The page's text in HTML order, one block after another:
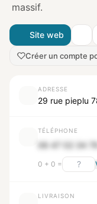
massif.
Site web
Créer un compte
ADRESSE
29 rue pieplu
TÉLÉPHONE
06 47 02 34 79
0 + 0 =
LIVRAISON